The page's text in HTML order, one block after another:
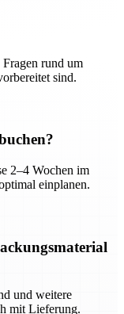
rund um
sind.
2–4 Wochen im
einplanen.
und weitere
mit Lieferung.